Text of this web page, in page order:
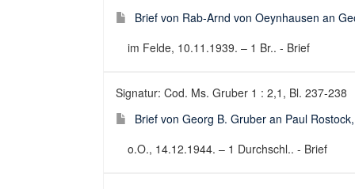
Brief von Rab-Arnd von Oeynhausen an
im Felde, 10.11.1939. – 1 Br.. - Brief
Signatur: Cod. Ms. Gruber 1 : 2,1, Bl. 237-238
Brief von Georg B. Gruber an Paul
o.O., 14.12.1944. – 1 Durchschl.. - Brief